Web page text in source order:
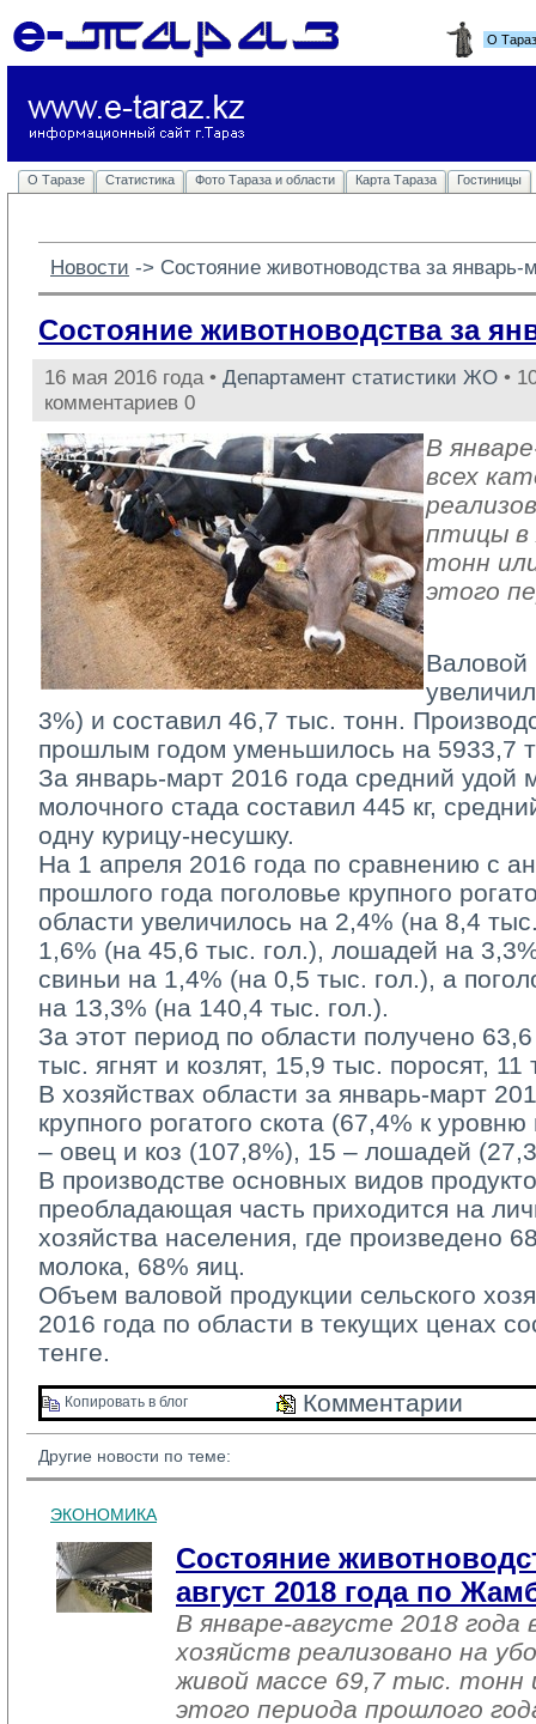
О
О Таразе Статистика Фото Тараза и области Карта Тараза Гостиницы
Новости -> Состояние животноводства за январь-
Состояние животноводства за
16 мая 2016 года • Департамент статистики ЖО •
комментариев 0
В
всех
птицы в
тонн
этого
Валовой
3%) и составил 46,7 тыс. тонн.
прошлым годом уменьшилось на 5933,7
За январь-март 2016 года средний удой
молочного стада составил 445 кг,
одну курицу-несушку.
На 1 апреля 2016 года по сравнению с
прошлого года поголовье крупного
области увеличилось на 2,4% (на 8,4
1,6% (на 45,6 тыс. гол.), лошадей на
свиньи на 1,4% (на 0,5 тыс. гол.), а
на 13,3% (на 140,4 тыс. гол.).
За этот период по области получено
тыс. ягнят и козлят, 15,9 тыс. поросят,
В хозяйствах области за январь-март
крупного рогатого скота (67,4% к
– овец и коз (107,8%), 15 – лошадей
В производстве основных видов
преобладающая часть приходится на
хозяйства населения, где произведено
молока, 68% яиц.
Объем валовой продукции сельского
2016 года по области в текущих ценах
тенге.
Копировать в блог Комментарии
Другие новости по теме:
ЭКОНОМИКА
Состояние
август 2018 года по
В январе-августе 2018 года
хозяйств реализовано на
живой массе 69,7 тыс. тонн
этого периода прошлого